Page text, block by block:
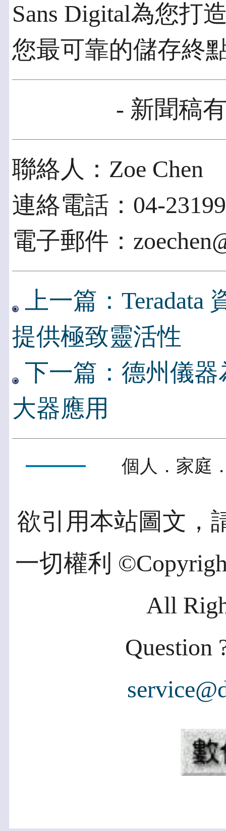
Sans Digital為您打
您最可靠的儲存終
- 新聞稿
聯絡人：Zoe Chen
連絡電話：04-
電子郵件：
上一篇：Teradata
提供極致靈活性
下一篇：德州儀器
大器應用
個人．家庭
欲引用本站圖文，
一切權利
All
Question